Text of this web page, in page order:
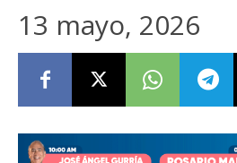
13 mayo, 2026